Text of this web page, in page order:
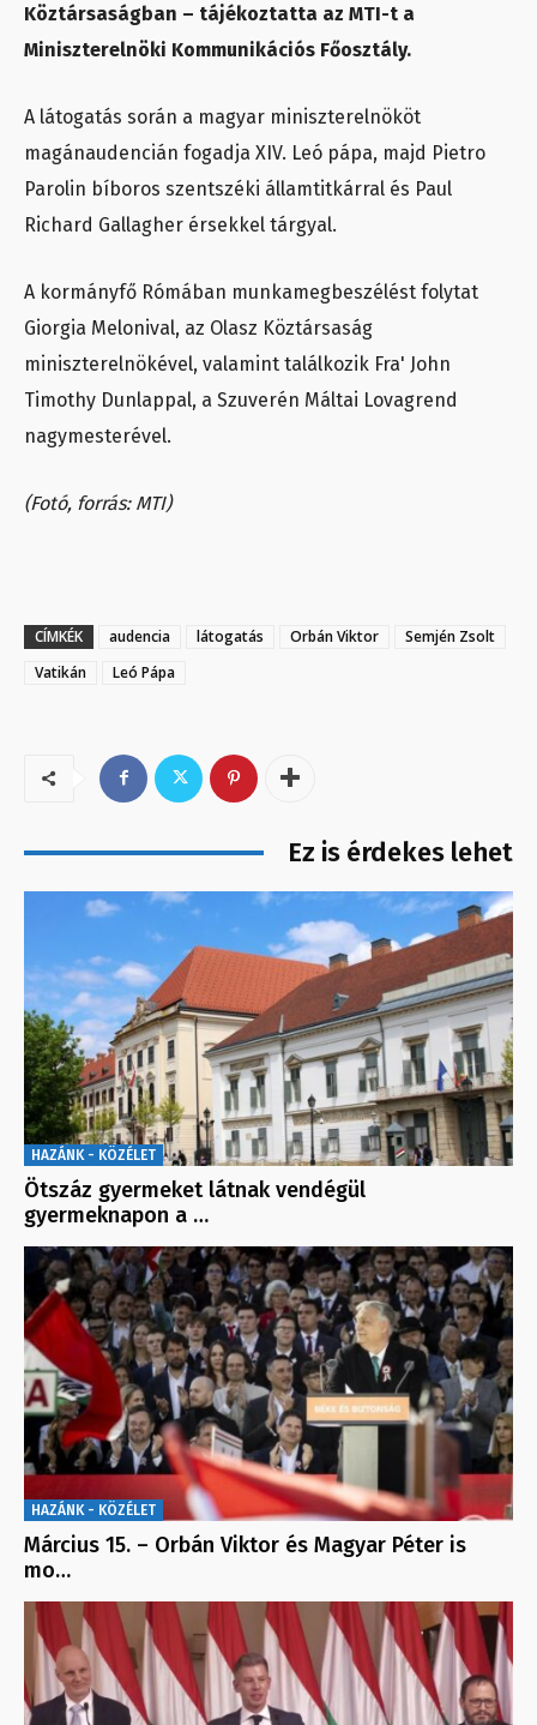
Köztársaságban – tájékoztatta az MTI-t a
Miniszterelnöki Kommunikációs Főosztály.
A látogatás során a magyar miniszterelnököt
magánaudencián fogadja XIV. Leó pápa, majd Pietro
Parolin bíboros szentszéki államtitkárral és Paul
Richard Gallagher érsekkel tárgyal.
A kormányfő Rómában munkamegbeszélést folytat
Giorgia Melonival, az Olasz Köztársaság
miniszterelnökével, valamint találkozik Fra' John
Timothy Dunlappal, a Szuverén Máltai Lovagrend
nagymesterével.
(Fotó, forrás: MTI)
CÍMKÉK audencia látogatás Orbán Viktor
Semjén Zsolt
Vatikán
Leó Pápa
Ez is érdekes lehet
HAZÁNK - KÖZÉLET
Ötszáz gyermeket látnak vendégül
gyermeknapon a …
HAZÁNK - KÖZÉLET
Március 15. – Orbán Viktor és Magyar Péter is
mo…